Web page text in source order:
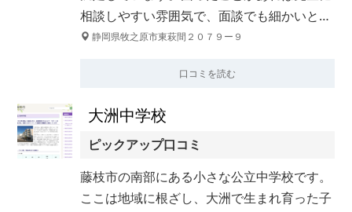
相談しやすい雰囲気で、面談でも細かいと…
静岡県牧之原市東萩間２０７９ー９
口コミを読む
大洲中学校
ピックアップ口コミ
藤枝市の南部にある小さな公立中学校です。
ここは地域に根ざし、大洲で生まれ育った子